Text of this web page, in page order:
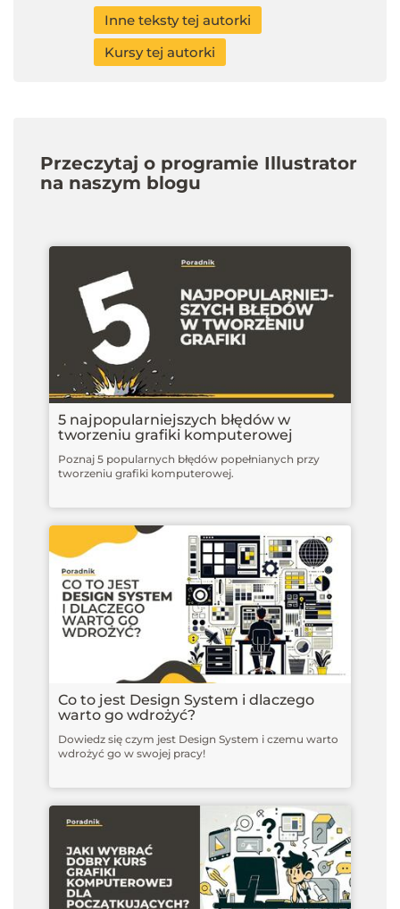
Inne teksty tej autorki
Kursy tej autorki
Przeczytaj o programie Illustrator
na naszym blogu
5 najpopularniejszych błędów w
tworzeniu grafiki komputerowej
Poznaj 5 popularnych błędów popełnianych przy
tworzeniu grafiki komputerowej.
Co to jest Design System i dlaczego
warto go wdrożyć?
Dowiedz się czym jest Design System i czemu warto
wdrożyć go w swojej pracy!